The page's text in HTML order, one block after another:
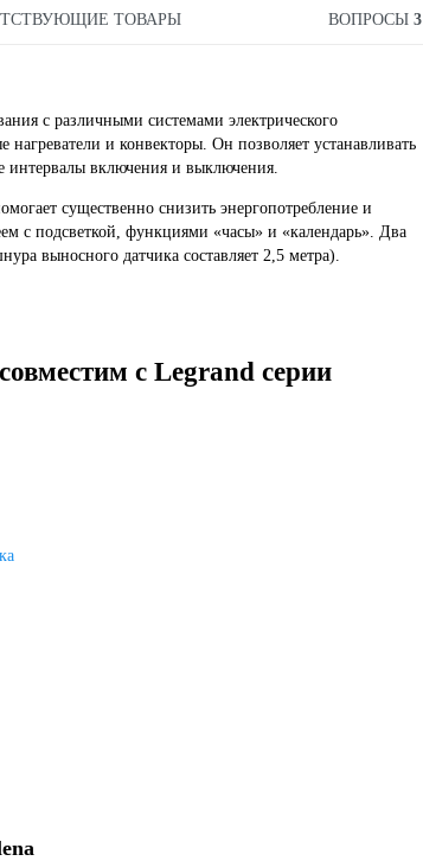
ТОВАРЫ ВОПРОСЫ 3
с различными системами электрического
и конвекторы. Он позволяет устанавливать
интервалы включения и выключения.
существенно снизить энергопотребление и
с подсветкой, функциями «часы» и «календарь». Два
выносного датчика составляет 2,5 метра).
с Legrand серии